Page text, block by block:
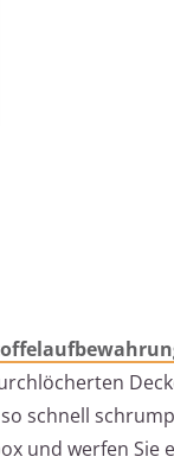
schnell
und werfen Sie